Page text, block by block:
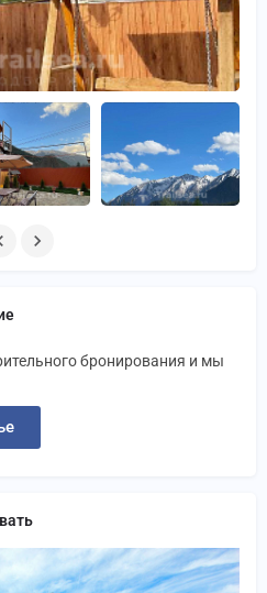
бронирования и мы